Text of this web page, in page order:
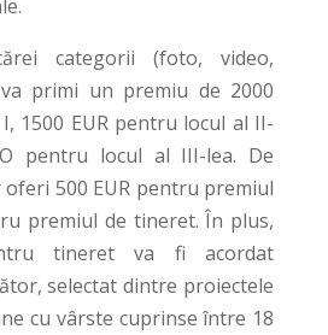
categorii (foto, video,
primi un premiu de 2000
1500 EUR pentru locul al II-
pentru locul al III-lea. De
oferi 500 EUR pentru premiul
premiul de tineret. În plus,
tineret va fi acordat
selectat dintre proiectele
cu vârste cuprinse între 18